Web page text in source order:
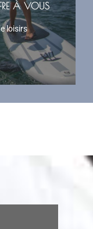
À VOUS
loisirs